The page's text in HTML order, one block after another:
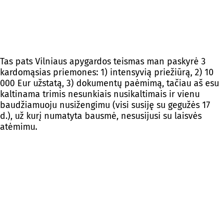
Tas pats Vilniaus apygardos teismas man paskyrė 3
kardomąsias priemones: 1) intensyvią priežiūrą, 2) 10
000 Eur užstatą, 3) dokumentų paėmimą, tačiau aš esu
kaltinama trimis nesunkiais nusikaltimais ir vienu
baudžiamuoju nusižengimu (visi susiję su gegužės 17
d.), už kurį numatyta bausmė, nesusijusi su laisvės
atėmimu.